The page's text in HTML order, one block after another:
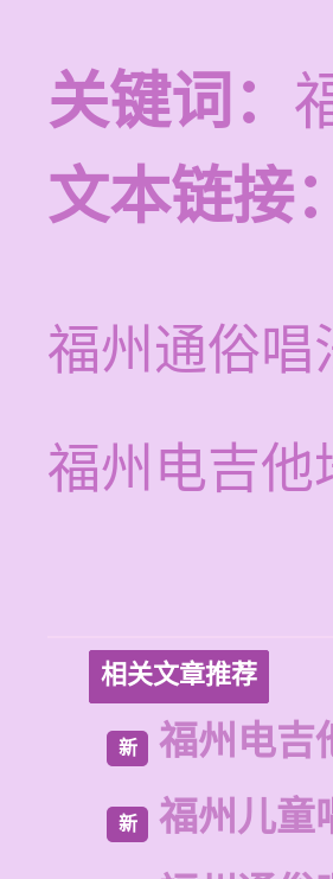
关键词：
文本链接：
福州通俗唱
福州电吉他
相关文章推荐
新 福州电吉
新
福州儿童